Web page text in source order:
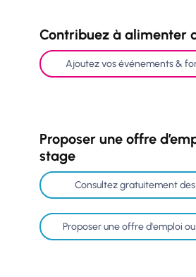
Contribuez à alimenter
Ajoutez vos événements &
Proposer une offre
stage
Consultez gratuitement
Proposer une offre d'emploi